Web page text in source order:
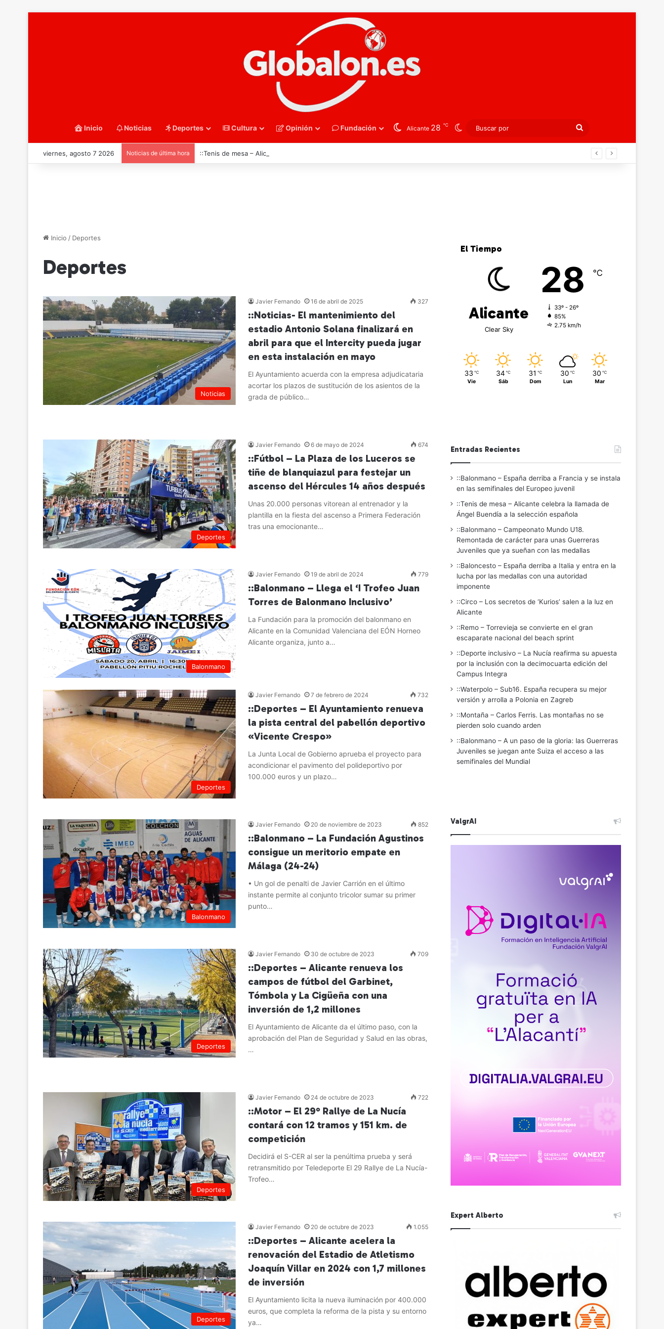
Inicio Noticias Deportes Cultura Opinión Fundación Alicante 28 ℃ Switch skin
Buscar
por
viernes, agosto 7 2026 Noticias de última hora ::Tenis de mesa – Alicante celebra la llamada de Ángel Buendía a la selección española
Inicio / Deportes
Deportes
Noticias
Javier Fernando 16 de abril de 2025 327
::Noticias- El mantenimiento del
estadio Antonio Solana finalizará en
abril para que el Intercity pueda jugar
en esta instalación en mayo
El Ayuntamiento acuerda con la empresa adjudicataria
acortar los plazos de sustitución de los asientos de la
grada de público…
Deportes
Javier Fernando 6 de mayo de 2024 674
::Fútbol – La Plaza de los Luceros se
tiñe de blanquiazul para festejar un
ascenso del Hércules 14 años después
Unas 20.000 personas vitorean al entrenador y la
plantilla en la fiesta del ascenso a Primera Federación
tras una emocionante…
Balonmano
Javier Fernando 19 de abril de 2024 779
::Balonmano – Llega el ‘I Trofeo Juan
Torres de Balonmano Inclusivo’
La Fundación para la promoción del balonmano en
Alicante en la Comunidad Valenciana del EÓN Horneo
Alicante organiza, junto a…
Deportes
Javier Fernando 7 de febrero de 2024 732
::Deportes – El Ayuntamiento renueva
la pista central del pabellón deportivo
«Vicente Crespo»
La Junta Local de Gobierno aprueba el proyecto para
acondicionar el pavimento del polideportivo por
100.000 euros y un plazo…
Balonmano
Javier Fernando 20 de noviembre de 2023 852
::Balonmano – La Fundación Agustinos
consigue un meritorio empate en
Málaga (24-24)
• Un gol de penalti de Javier Carrión en el último
instante permite al conjunto tricolor sumar su primer
punto…
Deportes
Javier Fernando 30 de octubre de 2023 709
::Deportes – Alicante renueva los
campos de fútbol del Garbinet,
Tómbola y La Cigüeña con una
inversión de 1,2 millones
El Ayuntamiento de Alicante da el último paso, con la
aprobación del Plan de Seguridad y Salud en las obras,
…
Deportes
Javier Fernando 24 de octubre de 2023 722
::Motor – El 29º Rallye de La Nucía
contará con 12 tramos y 151 km. de
competición
Decidirá el S-CER al ser la penúltima prueba y será
retransmitido por Teledeporte El 29 Rallye de La Nucía-
Trofeo…
Deportes
Javier Fernando 20 de octubre de 2023 1.055
::Deportes – Alicante acelera la
renovación del Estadio de Atletismo
Joaquín Villar en 2024 con 1,7 millones
de inversión
El Ayuntamiento licita la nueva iluminación por 400.000
euros, que completa la reforma de la pista y su entorno
ya…
El Tiempo
Alicante
Clear Sky
28 ℃
33º - 26º
85%
2.75 km/h
33 ℃
Vie
34 ℃
Sáb
31 ℃
Dom
30 ℃
Lun
30 ℃
Mar
Entradas Recientes
::Balonmano – España derriba a Francia y se instala
en las semifinales del Europeo juvenil
::Tenis de mesa – Alicante celebra la llamada de
Ángel Buendía a la selección española
::Balonmano – Campeonato Mundo U18.
Remontada de carácter para unas Guerreras
Juveniles que ya sueñan con las medallas
::Baloncesto – España derriba a Italia y entra en la
lucha por las medallas con una autoridad
imponente
::Circo – Los secretos de ‘Kurios’ salen a la luz en
Alicante
::Remo – Torrevieja se convierte en el gran
escaparate nacional del beach sprint
::Deporte inclusivo – La Nucía reafirma su apuesta
por la inclusión con la decimocuarta edición del
Campus Integra
::Waterpolo – Sub16. España recupera su mejor
versión y arrolla a Polonia en Zagreb
::Montaña – Carlos Ferris. Las montañas no se
pierden solo cuando arden
::Balonmano – A un paso de la gloria: las Guerreras
Juveniles se juegan ante Suiza el acceso a las
semifinales del Mundial
ValgrAI
Expert Alberto